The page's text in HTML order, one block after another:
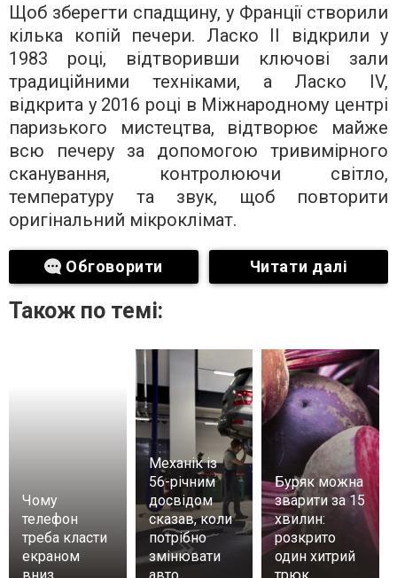
Щоб зберегти спадщину, у Франції створили
кілька копій печери. Ласко II відкрили у
1983 році, відтворивши ключові зали
традиційними техніками, а Ласко IV,
відкрита у 2016 році в Міжнародному центрі
паризького мистецтва, відтворює майже
всю печеру за допомогою тривимірного
сканування, контролюючи світло,
температуру та звук, щоб повторити
оригінальний мікроклімат.
Обговорити Читати далі
Також по темі:
Чому
телефон
треба класти
екраном
вниз
Механік із
56-річним
досвідом
сказав, коли
потрібно
змінювати
авто
Буряк можна
зварити за 15
хвилин:
розкрито
один хитрий
трюк